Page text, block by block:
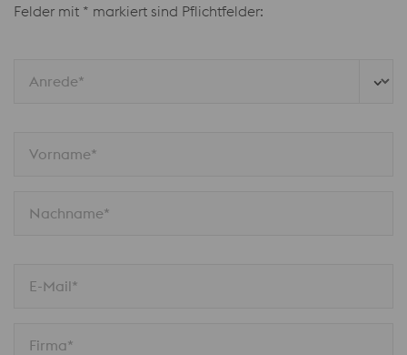
Felder mit * markiert sind Pflichtfelder:
Anrede*
Vorname*
Nachname*
E-Mail*
Firma*